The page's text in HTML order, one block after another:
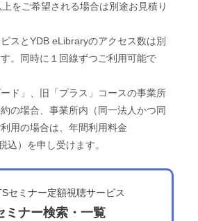
をご希望される場合は別途お見積り
スとYDB eLibraryのアクセス数は別
。同時に１回線ずつご利用可能で
ード」、旧「プラス」コースの事業所
の場合、事業所内（同一法人かつ同
用の場合は、年間利用料金
込）を申し受けます。
セミナー定額視聴サービス
ミナー検索・一覧